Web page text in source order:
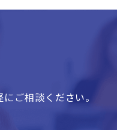
ご相談ください。